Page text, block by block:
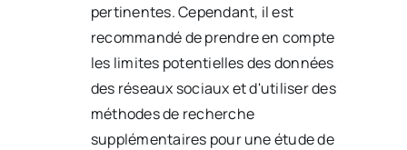
pertinentes. Cependant, il est
recommandé de prendre en compte
les limites potentielles des données
des réseaux sociaux et d'utiliser des
méthodes de recherche
supplémentaires pour une étude de